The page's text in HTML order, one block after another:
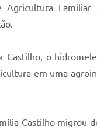
Familiar
Castilho, o
em uma
Castilho migrou